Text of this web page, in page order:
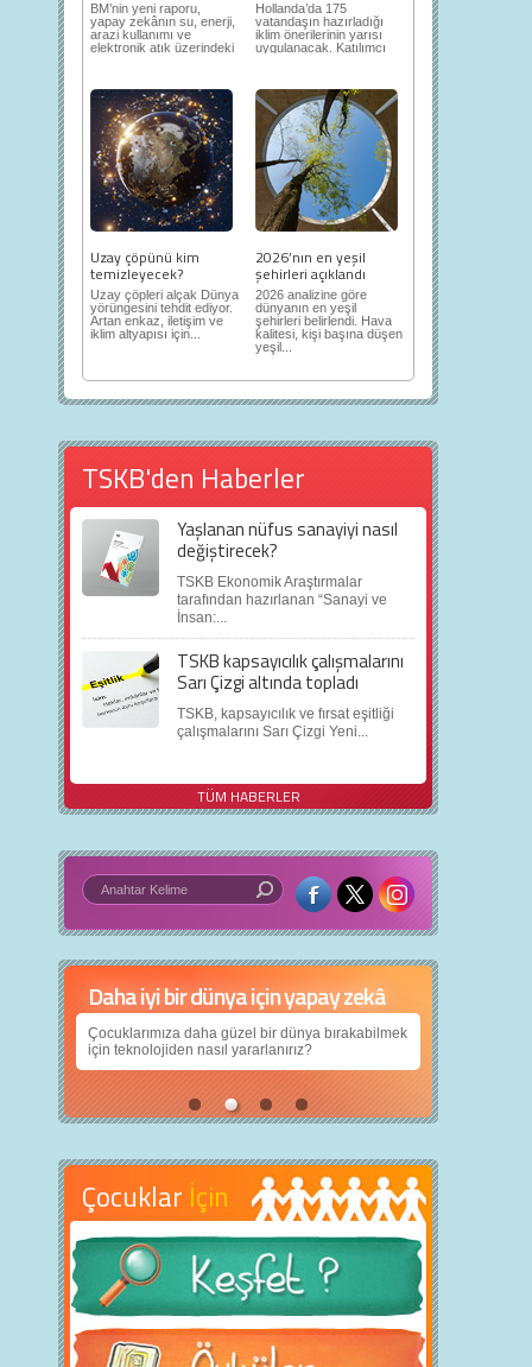
BM’nin yeni raporu,
yapay zekânın su, enerji,
arazi kullanımı ve
elektronik atık üzerindeki
Hollanda’da 175
vatandaşın hazırladığı
iklim önerilerinin yarısı
uygulanacak. Katılımcı
Uzay çöpünü kim
temizleyecek?
Uzay çöpleri alçak Dünya
yörüngesini tehdit ediyor.
Artan enkaz, iletişim ve
iklim altyapısı için...
2026’nın en yeşil
şehirleri açıklandı
2026 analizine göre
dünyanın en yeşil
şehirleri belirlendi. Hava
kalitesi, kişi başına düşen
yeşil...
TSKB'den Haberler
Yaşlanan nüfus sanayiyi nasıl
değiştirecek?
TSKB Ekonomik Araştırmalar
tarafından hazırlanan “Sanayi ve
İnsan:...
TSKB kapsayıcılık çalışmalarını
Sarı Çizgi altında topladı
TSKB, kapsayıcılık ve fırsat eşitliği
çalışmalarını Sarı Çizgi Yeni...
TÜM HABERLER
Daha iyi bir dünya için yapay zekâ
Çocuklarımıza daha güzel bir dünya bırakabilmek
için teknolojiden nasıl yararlanırız?
Çocuklar İçin